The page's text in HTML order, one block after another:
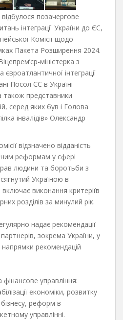
позачергове
інтеграції України до ЄС,
Комісії щодо
Пакета Розширення 2024.
міністерка з
інтеграції
Посол ЄС в Україні
також представники
серед яких був і Голова
інвалідів» Олександр
відзначено відданість
реформам у сфері
людини та боротьби з
Україною в
виконання критеріїв
розділів за минулий рік.
надає рекомендації
зокрема України, у
напрямки рекомендацій
фінансове управління:
економіки, розвитку
реформ в
управлінні.